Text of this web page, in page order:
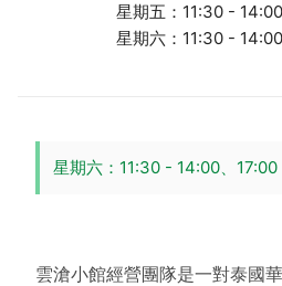
星期五：11:30 -
星期六：11:30 -
星期六：11:30 - 14:00、
雲滄小館經營團隊是一對泰國